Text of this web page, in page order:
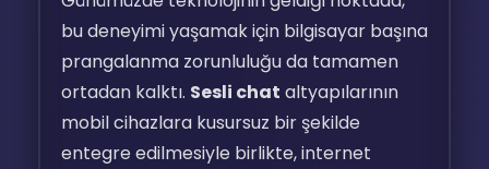
bu deneyimi yaşamak için bilgisayar başına
prangalanma zorunluluğu da tamamen
ortadan kalktı. Sesli chat altyapılarının
mobil cihazlara kusursuz bir şekilde
entegre edilmesiyle birlikte, internet